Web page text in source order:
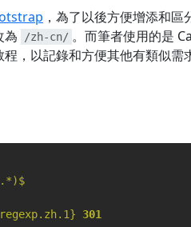
，為了以後方便增添和
為 /zh-cn/ 。而筆者使用的是
，以記錄和方便其他有類似需
301
利用 gopkgs 自定義 Go 庫